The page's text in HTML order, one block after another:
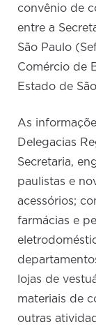
convênio de
entre a
São Paulo
Comércio de
Estado de
As
Delegacias
Secretaria,
paulistas e
acessórios;
farmácias e
lojas de
materiais de
outras